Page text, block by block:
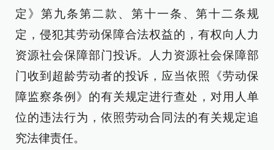
定》第九条第二款、第十一条、第十二条规
定，侵犯其劳动保障合法权益的，有权向人力
资源社会保障部门投诉。人力资源社会保障部
门收到超龄劳动者的投诉，应当依照《劳动保
障监察条例》的有关规定进行查处，对用人单
位的违法行为，依照劳动合同法的有关规定追
究法律责任。